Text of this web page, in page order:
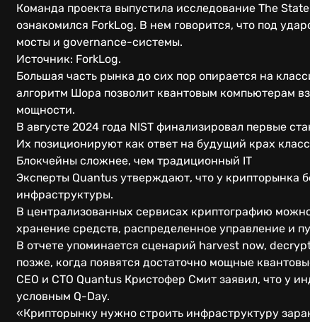
Команда проекта выпустила исследование The
ознакомился ForkLog. В нем говорится, что под
мосты и governance-системы.
Источник: ForkLog.
Большая часть рынка до сих пор опирается на
алгоритм Шора позволит квантовым компьютерам
мощности.
В августе 2024 года NIST финализировал первые
Их позиционируют как ответ на будущий крах
Блокчейны сложнее, чем традиционный IT
Эксперты Quantus утверждают, что у крипторынка
инфраструктуры.
В централизованных сервисах криптографию
хранение средств, распределенное управление и
В отчете упоминается сценарий harvest now,
позже, когда появятся достаточно мощные
CEO и CTO Quantus Кристофер Смит заявил, что у
условным Q-Day.
«Крипторынку нужно строить инфраструктуру